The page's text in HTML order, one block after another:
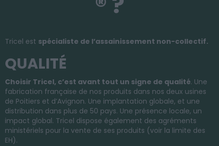
Tricel est spécialiste de l’assainissement non-collectif.
QUALITÉ
Choisir Tricel, c’est avant tout un signe de qualité. Une
fabrication française de nos produits dans nos deux usines
de Poitiers et d’Avignon. Une implantation globale, et une
distribution dans plus de 50 pays. Une présence locale, un
impact global. Tricel dispose également des agréments
ministériels pour la vente de ses produits (voir la limite des
EH).